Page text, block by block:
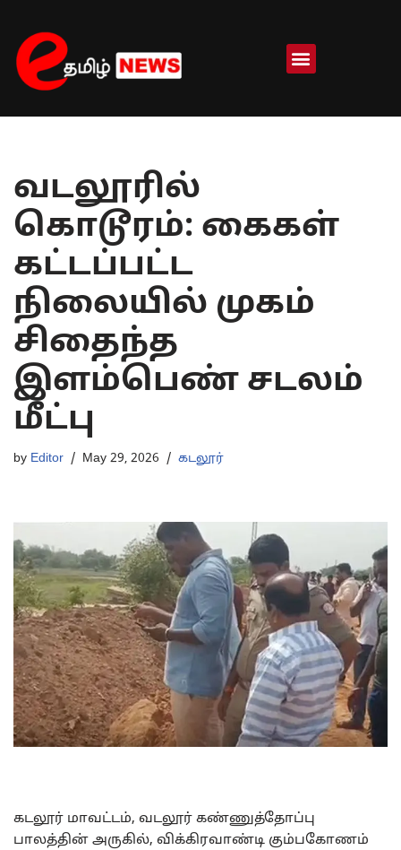
Skip
to
content
வடலூரில்
கொடூரம்: கைகள்
கட்டப்பட்ட
நிலையில் முகம்
சிதைந்த
இளம்பெண் சடலம்
மீட்பு
by Editor May 29, 2026 கடலூர்
கடலூர் மாவட்டம், வடலூர் கண்ணுத்தோப்பு
பாலத்தின் அருகில், விக்கிரவாண்டி கும்பகோணம்